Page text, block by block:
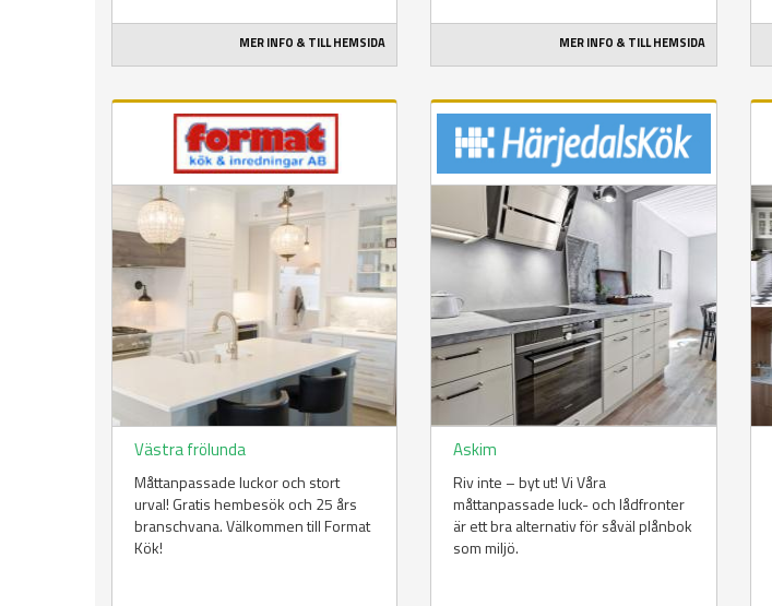
MER INFO & TILL HEMSIDA MER INFO & TILL HEMSIDA
Västra frölunda
Måttanpassade luckor och stort
urval! Gratis hembesök och 25 års
branschvana. Välkommen till Format
Kök!
Askim
Riv inte – byt ut! Vi Våra
måttanpassade luck- och lådfronter
är ett bra alternativ för såväl plånbok
som miljö.